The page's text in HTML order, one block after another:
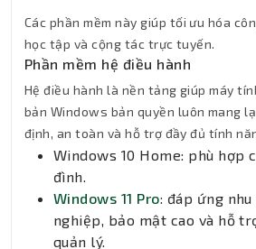
Các phần mềm này giúp tối ưu hóa
học tập và cộng tác trực tuyến.
Phần mềm hệ điều hành
Hệ điều hành là nền tảng giúp máy
bản Windows bản quyền luôn mang
định, an toàn và hỗ trợ đầy đủ tính
Windows 10 Home: phù hợp
đình.
Windows 11 Pro: đáp ứng
nghiệp, bảo mật cao và hỗ
quản lý.